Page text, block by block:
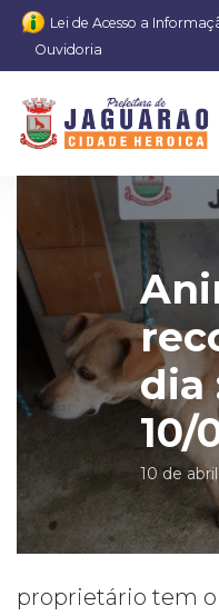
Lei de Acesso a
Ouvidoria
dia
10/
10 de
proprietário tem o